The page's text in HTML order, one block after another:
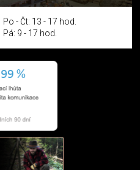
Po - Čt: 13 - 17 hod.
Pá: 9 - 17 hod.